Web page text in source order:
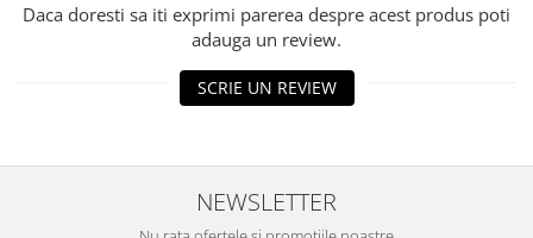
Daca doresti sa iti exprimi parerea despre acest produs poti
adauga un review.
SCRIE UN REVIEW
NEWSLETTER